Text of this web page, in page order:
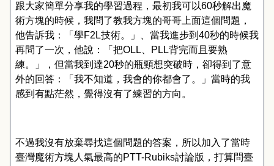
跟大家簡單分享我的學習過程，最初我可以60秒解出魔
術方塊的時候，我問了教我方塊的哥哥上面這個問題，
他告訴我：「學F2L技術。」、當我進步到 40秒的時候我
再問了一次，他說：「把OLL PLL背完而且要熟
練。」，但當我到達20秒的瓶頸想突破時，卻得到了意
外的回答：「我不知道，我會的你都會了。」當時的我
感到有點茫然，覺得沒有了練習的方向。
不過我沒有放棄尋找這個問題的答案，所以加入了當時
臺灣魔術方塊人氣最高的PTT-Rubiks討論版，打算問臺